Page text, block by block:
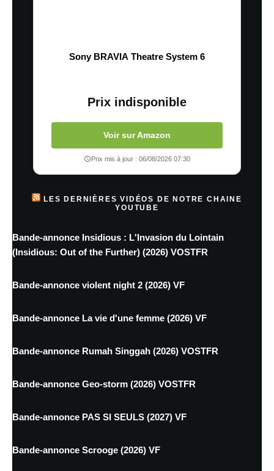
Sony BRAVIA Theatre System 6
Prix indisponible
Voir sur Amazon
Prix mis à jour : 06/08/2026 07:30
LES DERNIÈRES VIDÉOS DE NOTRE CHAINE
YOUTUBE
Bande-annonce Insidious : L'Invasion du Lointain
(Insidious: Out of the Further) (2026) VOSTFR
Bande-annonce violent night 2 (2026) VF
Bande-annonce La vie d'une femme (2026) VF
Bande-annonce Rumah Singgah (2026) VOSTFR
Bande-annonce Geo-storm (2026) VOSTFR
Bande-annonce PAS SI SEULS (2027) VF
Bande-annonce Scrooge (2026) VF